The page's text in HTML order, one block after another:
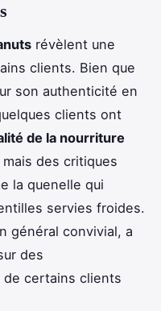
révèlent une
clients. Bien que
son authenticité en
clients ont
de la nourriture
des critiques
la quenelle qui
servies froides.
général convivial, a
des
certains clients